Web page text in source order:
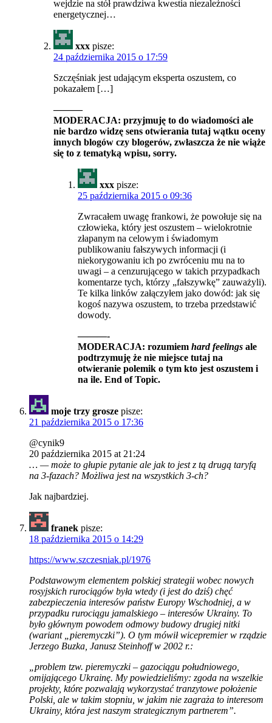
wejdzie na stół prawdziwa kwestia niezależności
energetycznej…
xxx pisze:
24 października 2015 o 17:59
Szczęśniak jest udającym eksperta oszustem, co
pokazałem […]
———
MODERACJA: przyjmuję to do wiadomości ale
nie bardzo widzę sens otwierania tutaj wątku oceny
innych blogów czy blogerów, zwłaszcza że nie wiąże
się to z tematyką wpisu, sorry.
xxx pisze:
25 października 2015 o 09:36
Zwracałem uwagę frankowi, że powołuje się na
człowieka, który jest oszustem – wielokrotnie
złapanym na celowym i świadomym
publikowaniu fałszywych informacji (i
niekorygowaniu ich po zwróceniu mu na to
uwagi – a cenzurującego w takich przypadkach
komentarze tych, którzy „fałszywkę” zauważyli).
Te kilka linków załączyłem jako dowód: jak się
kogoś nazywa oszustem, to trzeba przedstawić
dowody.
———-
MODERACJA: rozumiem hard feelings ale
podtrzymuję że nie miejsce tutaj na
otwieranie polemik o tym kto jest oszustem i
na ile. End of Topic.
moje trzy grosze pisze:
21 października 2015 o 17:36
@cynik9
20 października 2015 at 21:24
… — może to głupie pytanie ale jak to jest z tą drugą taryfą
na 3-fazach? Możliwa jest na wszystkich 3-ch?
Jak najbardziej.
franek pisze:
18 października 2015 o 14:29
https://www.szczesniak.pl/1976
Podstawowym elementem polskiej strategii wobec nowych
rosyjskich rurociągów była wtedy (i jest do dziś) chęć
zabezpieczenia interesów państw Europy Wschodniej, a w
przypadku rurociągu jamalskiego – interesów Ukrainy. To
było głównym powodem odmowy budowy drugiej nitki
(wariant „pieremyczki”). O tym mówił wicepremier w rządzie
Jerzego Buzka, Janusz Steinhoff w 2002 r.:
„problem tzw. pieremyczki – gazociągu południowego,
omijającego Ukrainę. My powiedzieliśmy: zgoda na wszelkie
projekty, które pozwalają wykorzystać tranzytowe położenie
Polski, ale w takim stopniu, w jakim nie zagraża to interesom
Ukrainy, która jest naszym strategicznym partnerem”.